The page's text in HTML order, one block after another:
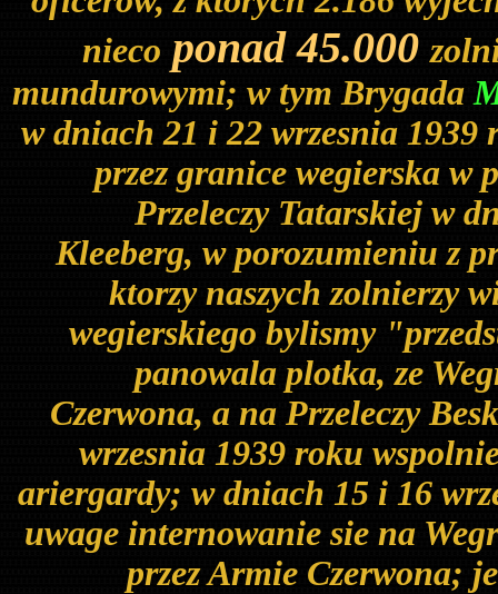
nieco ponad 45.000
mundurowymi; w tym Brygada
w dniach 21 i 22 wrzesnia 1939
przez granice wegierska w
Przeleczy Tatarskiej w
Kleeberg, w porozumieniu z
ktorzy naszych zolnierzy
wegierskiego bylismy
panowala plotka, ze
Czerwona, a na Przeleczy
wrzesnia 1939 roku
ariergardy; w dniach 15 i 16
uwage internowanie sie na
przez Armie Czerwona;